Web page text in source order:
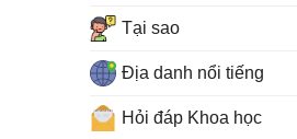
Tại sao
Địa danh nổi tiếng
Hỏi đáp Khoa học